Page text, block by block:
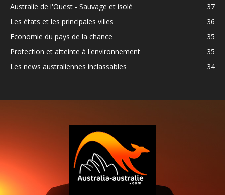
Australie de l'Ouest - Sauvage et isolé
37
Les états et les principales villes
36
Economie du pays de la chance
35
Protection et atteinte à l'environnement
35
Les news australiennes inclassables
34